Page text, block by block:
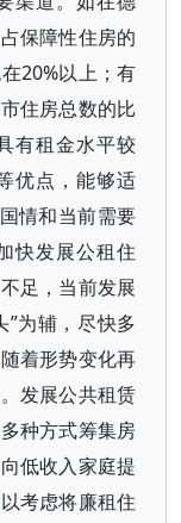
保障性住房的
20%以上；有
住房总数的比
有租金水平较
优点，能够适
情和当前需要
快发展公租住
足，当前发展
”为辅，尽快多
着形势变化再
发展公共租赁
种方式筹集房
低收入家庭提
考虑将廉租住